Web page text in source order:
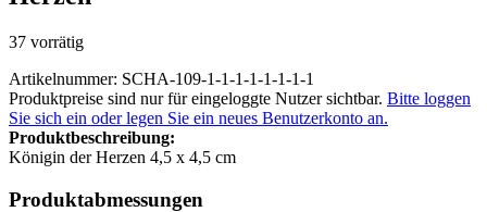
37 vorrätig
Artikelnummer: SCHA-109-1-1-1-1-1-1-1-1
Produktpreise sind nur für eingeloggte Nutzer sichtbar. Bitte loggen
Sie sich ein oder legen Sie ein neues Benutzerkonto an.
Produktbeschreibung:
Königin der Herzen 4,5 x 4,5 cm
Produktabmessungen